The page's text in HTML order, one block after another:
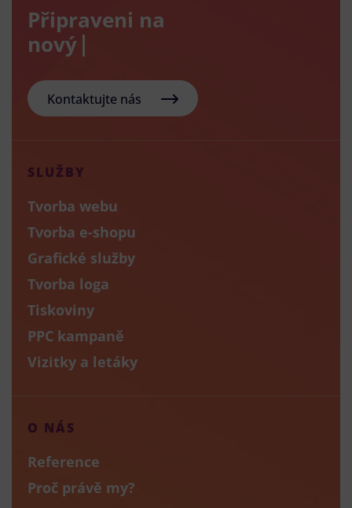
Připraveni na
nový e-sho
Kontaktujte nás
SLUŽBY
Tvorba webu
Tvorba e-shopu
Grafické služby
Tvorba loga
Tiskoviny
PPC kampaně
Vizitky a letáky
O NÁS
Reference
Proč právě my?